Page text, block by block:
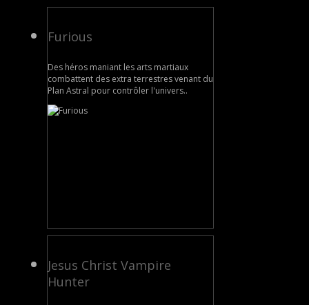
Furious
Des héros maniant les arts martiaux
combattent des extra terrestres venant du
Plan Astral pour contrôler l'univers..
Jesus Christ Vampire
Hunter